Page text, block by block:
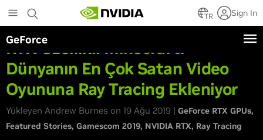
to
main
content
TR Sign In
GeForce
RTX Özellikli Minecraft:
Dünyanın En Çok Satan Video
Oyununa Ray Tracing Ekleniyor
Yükleyen Andrew Burnes on 19 Ağu 2019 | GeForce RTX GPUs
Featured Stories Gamescom 2019 NVIDIA RTX Ray Tracing